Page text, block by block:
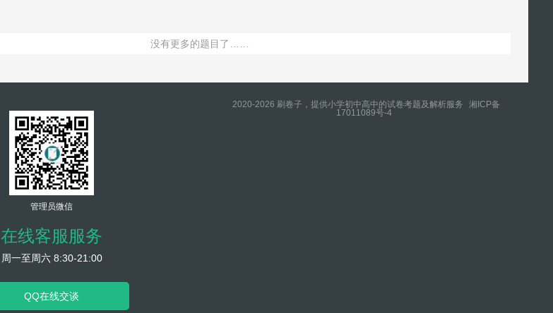
没有更多的题目了……
管理员微信
在线客服服务
周一至周六 8:30-21:00
QQ在线交谈
2020-2026 刷卷子，提供小学初中高中的试卷考题及解析服务
湘ICP备
17011089号-4